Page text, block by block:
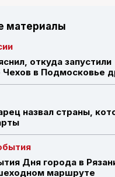
материалы
откуда запустили
Чехов в Подмосковье
назвал страны,
Дня города в
маршруте